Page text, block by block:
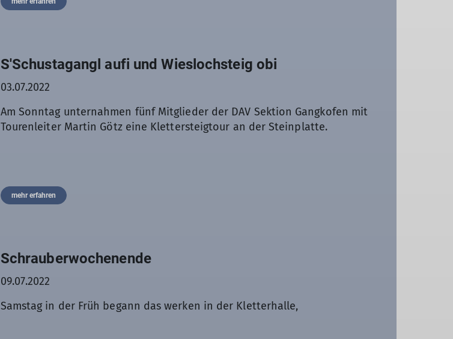
S'Schustagangl aufi und Wieslochsteig obi
03.07.2022
Am Sonntag unternahmen fünf Mitglieder der DAV Sektion Gangkofen mit
Tourenleiter Martin Götz eine Klettersteigtour an der Steinplatte.
mehr erfahren
Schrauberwochenende
09.07.2022
Samstag in der Früh begann das werken in der Kletterhalle,